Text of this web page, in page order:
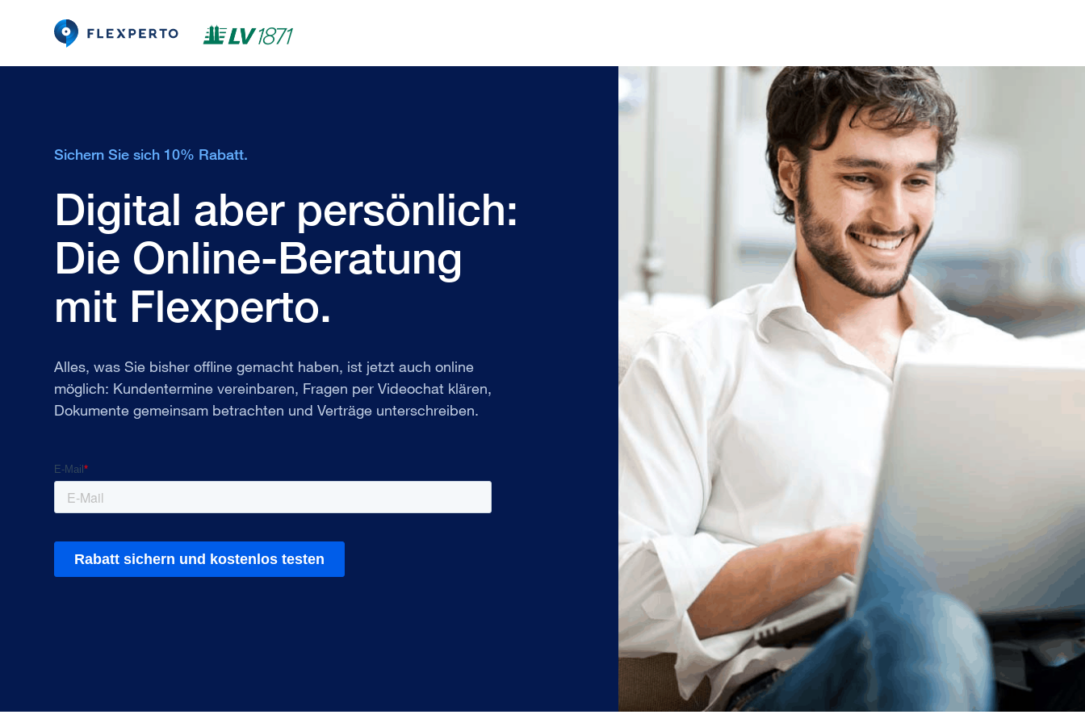
Sichern Sie sich 10% Rabatt.
Digital aber persönlich:
Die Online-Beratung
mit Flexperto.
Alles, was Sie bisher offline gemacht haben, ist jetzt auch online
möglich: Kundentermine vereinbaren, Fragen per Videochat klären,
Dokumente gemeinsam betrachten und Verträge unterschreiben.